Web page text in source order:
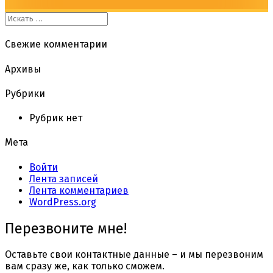
Свежие комментарии
Архивы
Рубрики
Рубрик нет
Мета
Войти
Лента записей
Лента комментариев
WordPress.org
Перезвоните мне!
Оставьте свои контактные данные – и мы перезвоним
вам сразу же, как только сможем.